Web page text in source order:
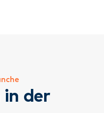
in der